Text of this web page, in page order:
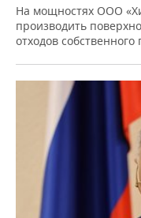
На мощностях ООО
производить
отходов собственного